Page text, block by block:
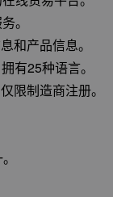
。
和产品信息。
有25种语言。
限制造商注册。